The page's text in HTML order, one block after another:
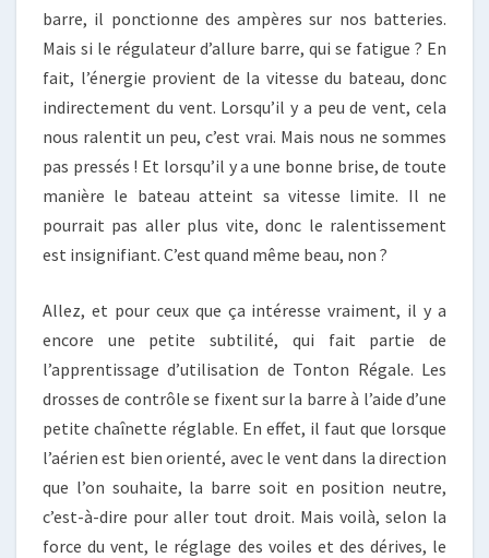
barre, il ponctionne des ampères sur nos batteries.
Mais si le régulateur d’allure barre, qui se fatigue ? En
fait, l’énergie provient de la vitesse du bateau, donc
indirectement du vent. Lorsqu’il y a peu de vent, cela
nous ralentit un peu, c’est vrai. Mais nous ne sommes
pas pressés ! Et lorsqu’il y a une bonne brise, de toute
manière le bateau atteint sa vitesse limite. Il ne
pourrait pas aller plus vite, donc le ralentissement
est insignifiant. C’est quand même beau, non ?
Allez, et pour ceux que ça intéresse vraiment, il y a
encore une petite subtilité, qui fait partie de
l’apprentissage d’utilisation de Tonton Régale. Les
drosses de contrôle se fixent sur la barre à l’aide d’une
petite chaînette réglable. En effet, il faut que lorsque
l’aérien est bien orienté, avec le vent dans la direction
que l’on souhaite, la barre soit en position neutre,
c’est-à-dire pour aller tout droit. Mais voilà, selon la
force du vent, le réglage des voiles et des dérives, le